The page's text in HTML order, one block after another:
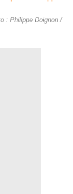
: Philippe Doignon /